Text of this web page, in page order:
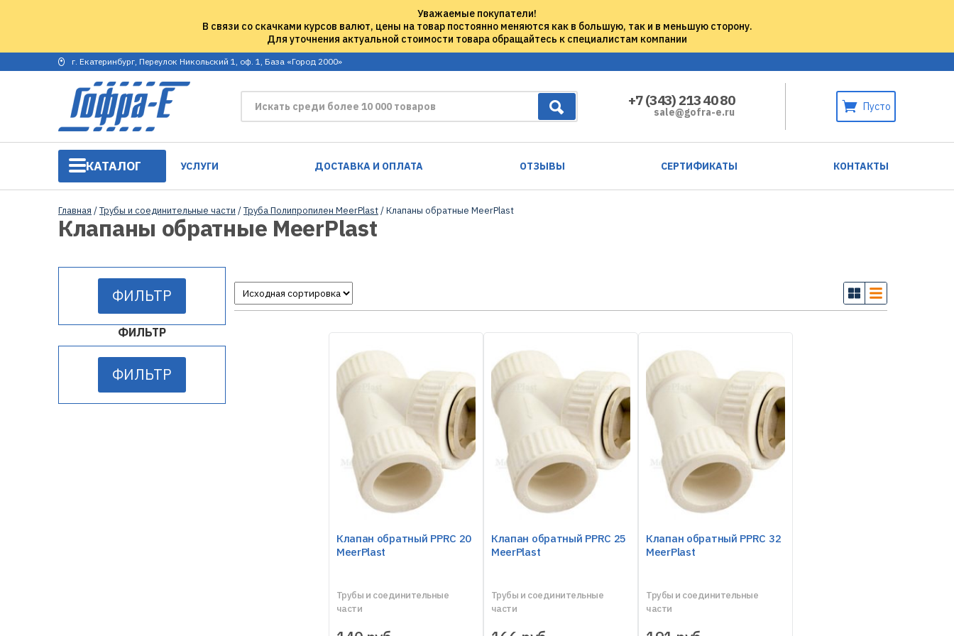
Уважаемые покупатели!
В связи со скачками курсов валют, цены на товар постоянно меняются как в большую, так и в меньшую сторону.
Для уточнения актуальной стоимости товара обращайтесь к специалистам компании
г. Екатеринбург, Переулок Никольский 1, оф. 1, База «Город 2000»
+7 (343) 213 40 80
sale@gofra-e.ru Пусто
КАТАЛОГ УСЛУГИ ДОСТАВКА И ОПЛАТА ОТЗЫВЫ СЕРТИФИКАТЫ КОНТАКТЫ
Главная /Трубы и соединительные части /Труба Полипропилен MeerPlast/ Клапаны обратные MeerPlast
Клапаны обратные MeerPlast
ФИЛЬТР
ФИЛЬТР
ФИЛЬТР
Клапан обратный PPRC 20
MeerPlast
Трубы и соединительные
части
Клапан обратный PPRC 25
MeerPlast
Трубы и соединительные
части
Клапан обратный PPRC 32
MeerPlast
Трубы и соединительные
части